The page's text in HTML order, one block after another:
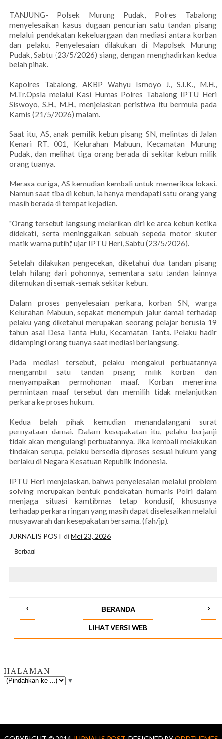
TANJUNG- Polsek Murung Pudak, Polres Tabalong
menyelesaikan kasus dugaan pencurian satu tandan pisang
melalui pendekatan kekeluargaan dan mediasi antara korban
dan pelaku. Penyelesaian dilakukan di Mapolsek Murung
Pudak, Sabtu (23/5/2026) siang, dengan menghadirkan kedua
belah pihak.
Kapolres Tabalong, AKBP Wahyu Ismoyo J., S.I.K., M.H.,
M.Tr.Opsla melalui Kasi Humas Polres Tabalong IPTU Heri
Siswoyo, S.H., M.H., menjelaskan peristiwa itu bermula pada
Kamis (21/5/2026) malam.
Saat itu, AS, anak pemilik kebun pisang SN, melintas di Jalan
Kenari RT. 001, Kelurahan Mabuun, Kecamatan Murung
Pudak, dan melihat tiga orang berada di sekitar kebun milik
orang tuanya.
Merasa curiga, AS kemudian kembali untuk memeriksa lokasi.
Namun saat tiba di kebun, ia hanya mendapati satu orang yang
masih berada di tempat kejadian.
"Orang tersebut langsung melarikan diri ke area kebun ketika
didekati, serta meninggalkan sebuah sepeda motor skuter
matik warna putih," ujar IPTU Heri, Sabtu (23/5/2026).
Setelah dilakukan pengecekan, diketahui dua tandan pisang
telah hilang dari pohonnya, sementara satu tandan lainnya
ditemukan di semak-semak sekitar kebun.
Dalam proses penyelesaian perkara, korban SN, warga
Kelurahan Mabuun, sepakat menempuh jalur damai terhadap
pelaku yang diketahui merupakan seorang pelajar berusia 19
tahun asal Desa Tanta Hulu, Kecamatan Tanta. Pelaku hadir
didampingi orang tuanya saat mediasi berlangsung.
Pada mediasi tersebut, pelaku mengakui perbuatannya
mengambil satu tandan pisang milik korban dan
menyampaikan permohonan maaf. Korban menerima
permintaan maaf tersebut dan memilih tidak melanjutkan
perkara ke proses hukum.
Kedua belah pihak kemudian menandatangani surat
pernyataan damai. Dalam kesepakatan itu, pelaku berjanji
tidak akan mengulangi perbuatannya. Jika kembali melakukan
tindakan serupa, pelaku bersedia diproses sesuai hukum yang
berlaku di Negara Kesatuan Republik Indonesia.
IPTU Heri menjelaskan, bahwa penyelesaian melalui problem
solving merupakan bentuk pendekatan humanis Polri dalam
menjaga situasi kamtibmas tetap kondusif, khususnya
terhadap perkara ringan yang masih dapat diselesaikan melalui
musyawarah dan kesepakatan bersama. (fah/jp).
JURNALIS POST diMei 23, 2026
Berbagi
‹ ›
BERANDA
LIHAT VERSI WEB
HALAMAN
▼